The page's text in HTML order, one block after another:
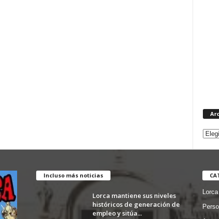
Incluso más noticias
Lorca mantiene sus niveles
históricos de generación de
empleo y sitúa...
Lorca